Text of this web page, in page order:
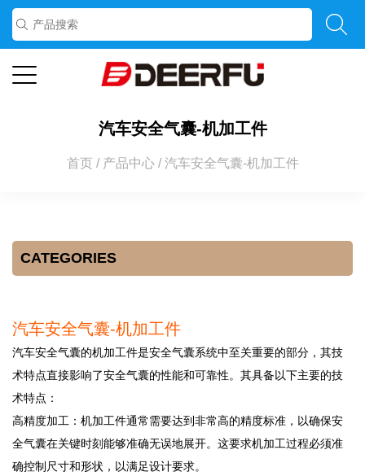
汽车安全气囊-机加工件
首页 / 产品中心/汽车安全气囊-机加工件
CATEGORIES
汽车安全气囊-机加工件
汽车安全气囊的机加工件是安全气囊系统中至关重要的部分，其技
术特点直接影响了安全气囊的性能和可靠性。其具备以下主要的技
术特点：
高精度加工：机加工件通常需要达到非常高的精度标准，以确保安
全气囊在关键时刻能够准确无误地展开。这要求机加工过程必须准
确控制尺寸和形状，以满足设计要求。